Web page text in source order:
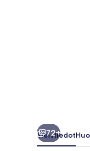
72+
Yleistiedot